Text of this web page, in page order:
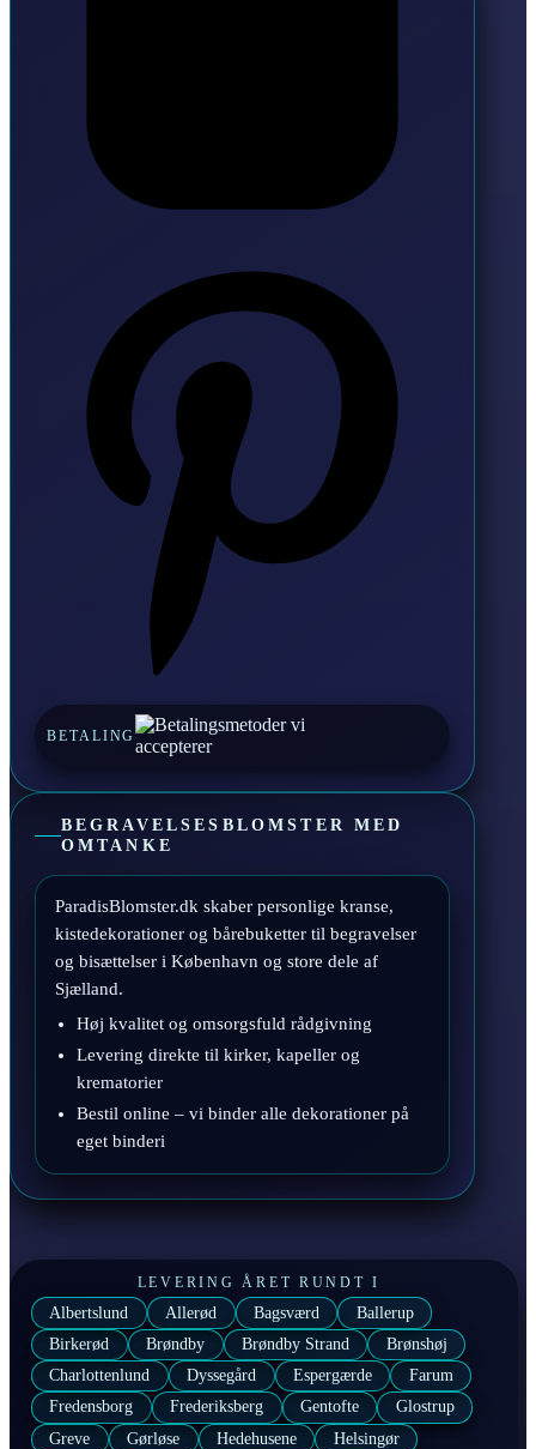
BETALING
BEGRAVELSESBLOMSTER MED
OMTANKE
ParadisBlomster.dk skaber personlige kranse,
kistedekorationer og bårebuketter til begravelser
og bisættelser i København og store dele af
Sjælland.
Høj kvalitet og omsorgsfuld rådgivning
Levering direkte til kirker, kapeller og
krematorier
Bestil online – vi binder alle dekorationer på
eget binderi
LEVERING ÅRET RUNDT I
Albertslund Allerød Bagsværd
Ballerup
Birkerød
Brøndby Brøndby Strand
Brønshøj
Charlottenlund
Dyssegård Espergærde
Farum
Fredensborg
Frederiksberg Gentofte
Glostrup
Greve
Gørløse Hedehusene
Helsingør